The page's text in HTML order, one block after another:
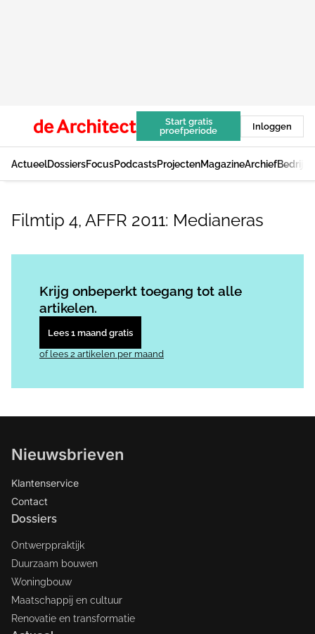
Start gratis
proefperiode
Inloggen
ActueelDossiersFocusPodcastsProjectenMagazineArchief
Filmtip 4, AFFR 2011: Medianeras
Krijg onbeperkt toegang tot alle
artikelen.
Lees 1 maand gratis
of lees 2 artikelen per maand
Nieuwsbrieven
Klantenservice
Contact
Dossiers
Ontwerppraktijk
Duurzaam bouwen
Woningbouw
Maatschappij en cultuur
Renovatie en transformatie